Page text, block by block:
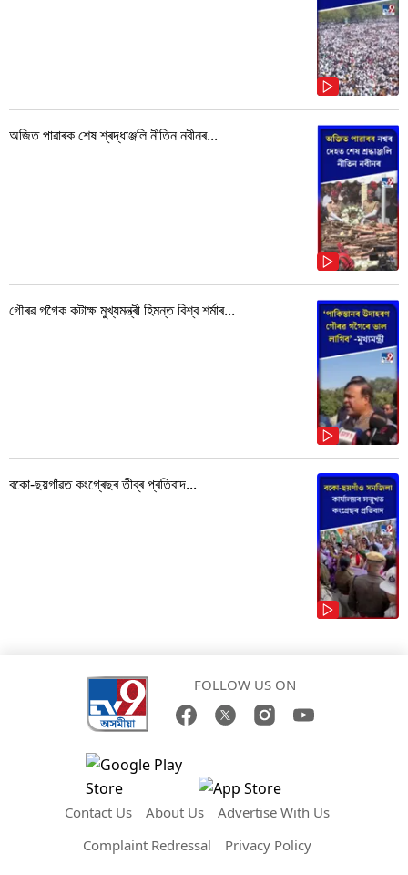
অজিত পাৱাৰক শেষ শ্ৰদ্ধাঞ্জলি নীতিন নবীনৰ...
গৌৰৱ গগৈক কটাক্ষ মুখ্যমন্ত্ৰী হিমন্ত বিশ্ব শৰ্মাৰ...
বকো-ছয়গাঁৱত কংগ্ৰেছৰ তীব্ৰ প্ৰতিবাদ...
FOLLOW US ON
Contact Us About Us
Advertise With Us
Complaint Redressal
Privacy Policy